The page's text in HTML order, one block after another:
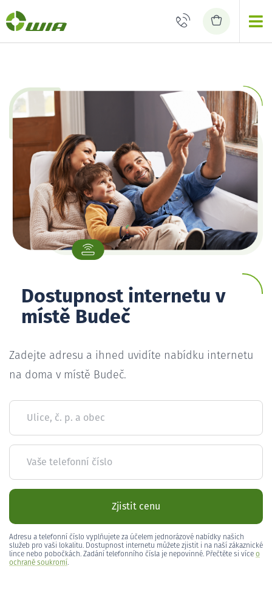
Dostupnost internetu v
místě Budeč
Zadejte adresu a ihned uvidíte nabídku internetu
na doma v místě Budeč.
Ulice, č. p. a obec
Vaše telefonní číslo
Zjistit cenu
Adresu a telefonní číslo vyplňujete za účelem jednorázové nabídky našich
služeb pro vaši lokalitu. Dostupnost internetu můžete zjistit i na naší zákaznické
lince nebo pobočkách. Zadání telefonního čísla je nepovinné. Přečtěte si více o
ochraně soukromí.